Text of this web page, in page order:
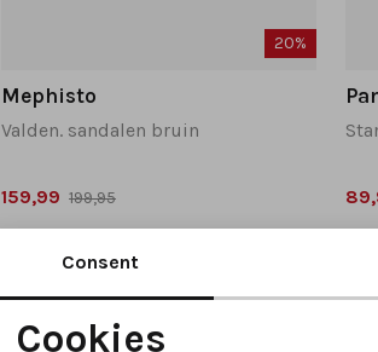
20%
Mephisto
Valden. sandalen bruin
159,99 199,95
Consent
Cookies